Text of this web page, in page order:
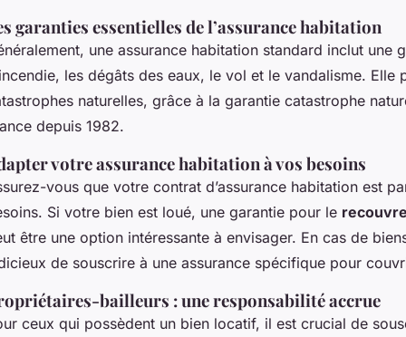
garanties essentielles de l’assurance habitation
une assurance habitation standard inclut une
les dégâts des eaux, le vol et le vandalisme. Elle
naturelles, grâce à la garantie catastrophe
depuis 1982.
votre assurance habitation à vos besoins
vous que votre contrat d’assurance habitation est
Si votre bien est loué, une garantie pour le
être une option intéressante à envisager. En cas de
de souscrire à une assurance spécifique pour
bailleurs : une responsabilité accrue
ceux qui possèdent un bien locatif, il est crucial de